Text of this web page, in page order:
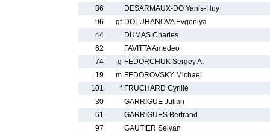
86
DESARMAUX-DO Yanis-Huy
96
gf DOLUHANOVA Evgeniya
44
DUMAS Charles
62
FAVITTA Amedeo
74
g FEDORCHUK Sergey A.
19
m FEDOROVSKY Michael
101
f FRUCHARD Cyrille
30
GARRIGUE Julian
61
GARRIGUES Bertrand
97
GAUTIER Selvan